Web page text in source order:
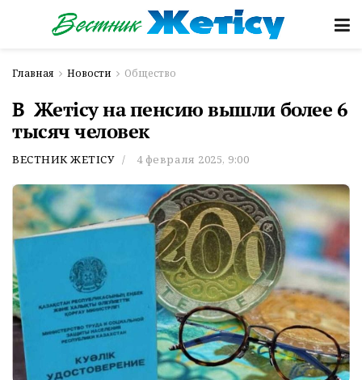
Главная Новости Общество
В Жетісу на пенсию вышли более 6
тысяч человек
ВЕСТНИК ЖЕТІСУ 4 февраля 2025, 9:00